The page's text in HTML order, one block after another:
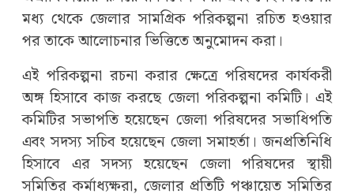
মধ্য থেকে জেলার সামগ্রিক পরিকল্পনা রচিত হওয়ার
পর তাকে আলোচনার ভিত্তিতে অনুমোদন করা।
এই পরিকল্পনা রচনা করার ক্ষেত্রে পরিষদের কার্যকরী
অঙ্গ হিসাবে কাজ করছে জেলা পরিকল্পনা কমিটি। এই
কমিটির সভাপতি হয়েছেন জেলা পরিষদের সভাধিপতি
এবং সদস্য সচিব হয়েছেন জেলা সমাহর্তা। জনপ্রতিনিধি
হিসাবে এর সদস্য হয়েছেন জেলা পরিষদের স্থায়ী
সমিতির কর্মাধ্যক্ষরা, জেলার প্রতিটি পঞ্চায়েত সমিতির